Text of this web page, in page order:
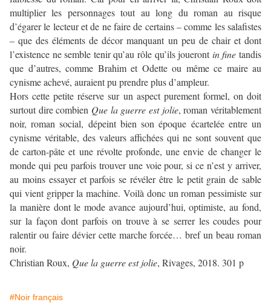
multiplier les personnages tout au long du roman au risque
d’égarer le lecteur et de ne faire de certains – comme les salafistes
– que des éléments de décor manquant un peu de chair et dont
l’existence ne semble tenir qu’au rôle qu’ils joueront in fine tandis
que d’autres, comme Brahim et Odette ou même ce maire au
cynisme achevé, auraient pu prendre plus d’ampleur.
Hors cette petite réserve sur un aspect purement formel, on doit
surtout dire combien Que la guerre est jolie, roman véritablement
noir, roman social, dépeint bien son époque écartelée entre un
cynisme véritable, des valeurs affichées qui ne sont souvent que
de carton-pâte et une révolte profonde, une envie de changer le
monde qui peu parfois trouver une voie pour, si ce n’est y arriver,
au moins essayer et parfois se révéler être le petit grain de sable
qui vient gripper la machine. Voilà donc un roman pessimiste sur
la manière dont le mode avance aujourd’hui, optimiste, au fond,
sur la façon dont parfois on trouve à se serrer les coudes pour
ralentir ou faire dévier cette marche forcée… bref un beau roman
noir.
Christian Roux, Que la guerre est jolie, Rivages, 2018. 301 p
#Noir français